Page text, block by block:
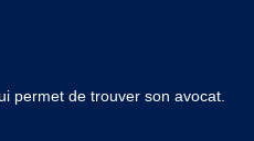
permet de trouver son avocat.